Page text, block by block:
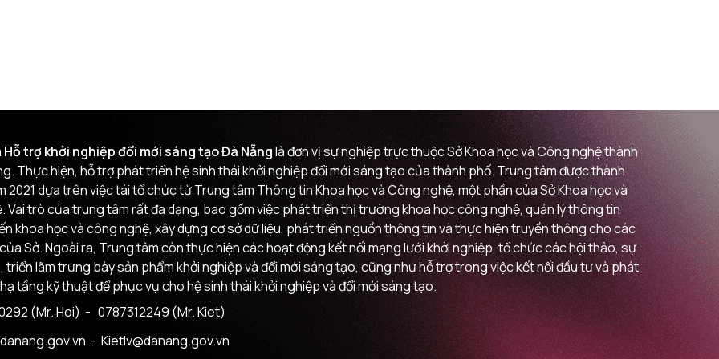
trợ khởi nghiệp đổi mới sáng tạo Đà Nẵnglà đơn vị sự nghiệp trực thuộc Sở Khoa học và Công nghệ thành
Thực hiện, hỗ trợ phát triển hệ sinh thái khởi nghiệp đổi mới sáng tạo của thành phố. Trung tâm được thành
2021 dựa trên việc tái tổ chức từ Trung tâm Thông tin Khoa học và Công nghệ, một phần của Sở Khoa học và
Vai trò của trung tâm rất đa dạng, bao gồm việc phát triển thị trường khoa học công nghệ, quản lý thông tin
khoa học và công nghệ, xây dựng cơ sở dữ liệu, phát triển nguồn thông tin và thực hiện truyền thông cho các
Sở. Ngoài ra, Trung tâm còn thực hiện các hoạt động kết nối mạng lưới khởi nghiệp, tổ chức các hội thảo, sự
triển lãm trưng bày sản phẩm khởi nghiệp và đổi mới sáng tạo, cũng như hỗ trợ trong việc kết nối đầu tư và phát
tầng kỹ thuật để phục vụ cho hệ sinh thái khởi nghiệp và đổi mới sáng tạo.
(Mr. Hoi) - 0787312249 (Mr. Kiet)
- Kietlv@danang.gov.vn